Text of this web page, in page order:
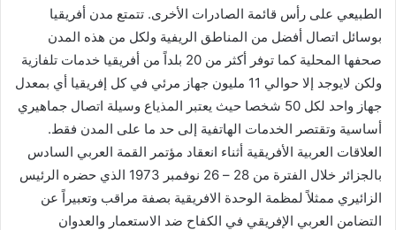
الطبيعي على رأس قائمة الصادرات الأخرى. تتمتع مدن أفريقيا
بوسائل اتصال أفضل من المناطق الريفية ولكل من هذه المدن
صحفها المحلية كما توفر أكثر من 20 بلداً من أفريقيا خدمات تلفازية
ولكن لايوجد إلا حوالي 11 مليون جهاز مرئي في كل إفريقيا أي بمعدل
جهاز واحد لكل 50 شخصا حيث يعتبر المذياع وسيلة اتصال جماهيري
أساسية وتقتصر الخدمات الهاتفية إلى حد ما على المدن فقط.
العلاقات العربية الأفريقية أثناء انعقاد مؤتمر القمة العربي السادس
بالجزائر خلال الفترة من 28 – 26 نوفمبر 1973 الذي حضره الرئيس
الزائيري ممثلاً لمظمة الوحدة الافريقية بصفة مراقب وتعبيراً عن
التضامن العربي الإفريقي في الكفاح ضد الاستعمار والعدوان